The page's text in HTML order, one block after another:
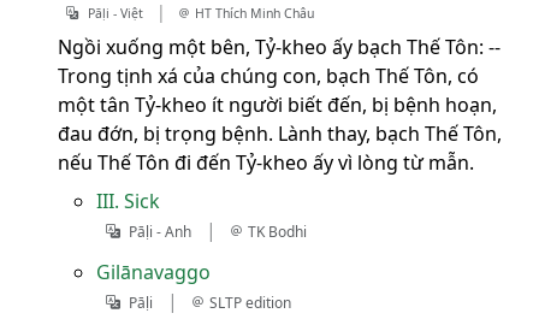
Pāḷi - Việt | HT Thích Minh Châu
Ngồi xuống một bên, Tỷ-kheo ấy bạch Thế Tôn: --
Trong tịnh xá của chúng con, bạch Thế Tôn, có
một tân Tỷ-kheo ít người biết đến, bị bệnh hoạn,
đau đớn, bị trọng bệnh. Lành thay, bạch Thế Tôn,
nếu Thế Tôn đi đến Tỷ-kheo ấy vì lòng từ mẫn.
III. Sick
Pāḷi - Anh | TK Bodhi
Gilānavaggo
Pāḷi | SLTP edition